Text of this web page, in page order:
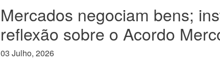
Mercados negociam bens;
reflexão sobre o Acordo
03 Julho, 2026